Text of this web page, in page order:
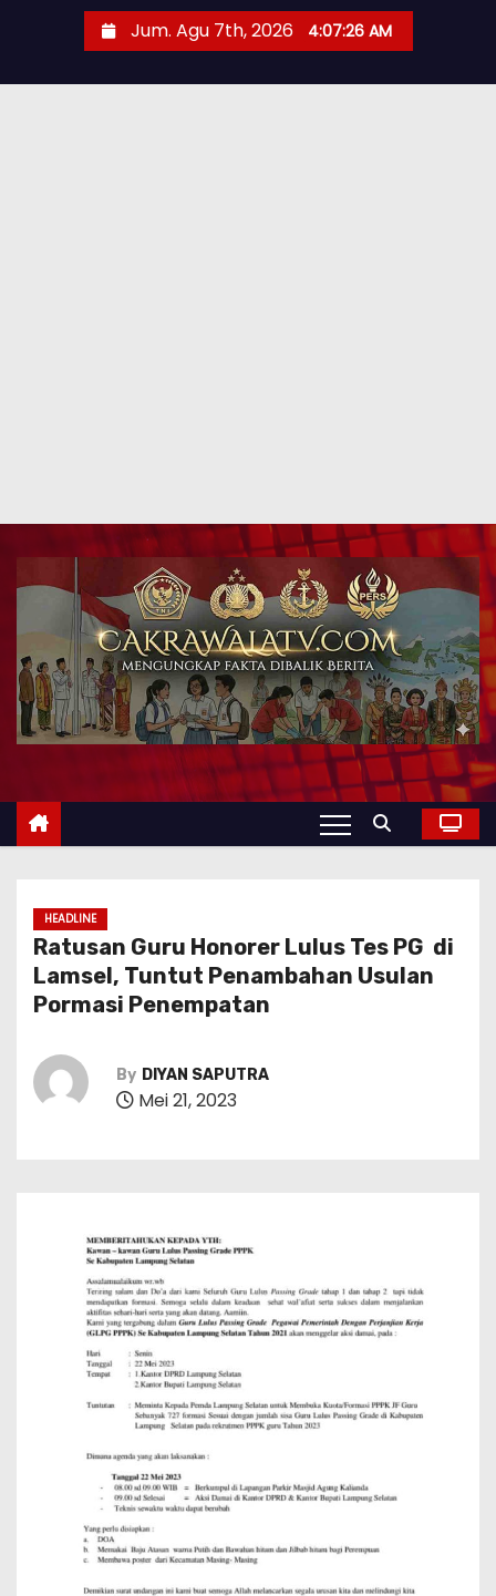
Jum. Agu 7th, 2026 4:07:27 AM
HEADLINE
Ratusan Guru Honorer Lulus Tes PG di
Lamsel, Tuntut Penambahan Usulan
Pormasi Penempatan
By DIYAN SAPUTRA
Mei 21, 2023